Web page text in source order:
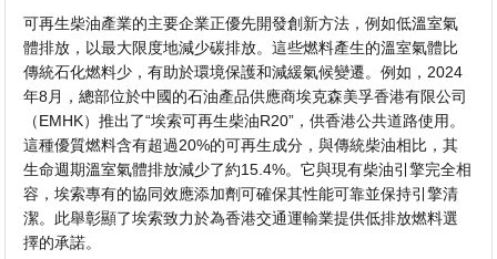
可再生柴油產業的主要企業正優先開發創新方法，例如低溫室氣
體排放，以最大限度地減少碳排放。這些燃料產生的溫室氣體比
傳統石化燃料少，有助於環境保護和減緩氣候變遷。例如，2024
年8月，總部位於中國的石油產品供應商埃克森美孚香港有限公司
（EMHK）推出了“埃索可再生柴油R20”，供香港公共道路使用。
這種優質燃料含有超過20%的可再生成分，與傳統柴油相比，其
生命週期溫室氣體排放減少了約15.4%。它與現有柴油引擎完全相
容，埃索專有的協同效應添加劑可確保其性能可靠並保持引擎清
潔。此舉彰顯了埃索致力於為香港交通運輸業提供低排放燃料選
擇的承諾。